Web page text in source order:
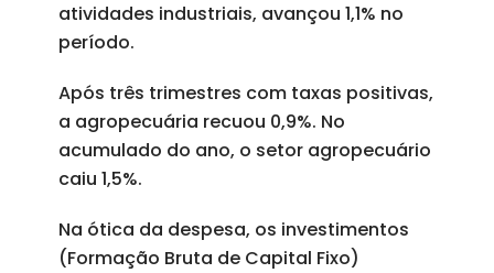
atividades industriais, avançou 1,1% no
período.
Após três trimestres com taxas positivas,
a agropecuária recuou 0,9%. No
acumulado do ano, o setor agropecuário
caiu 1,5%.
Na ótica da despesa, os investimentos
(Formação Bruta de Capital Fixo)